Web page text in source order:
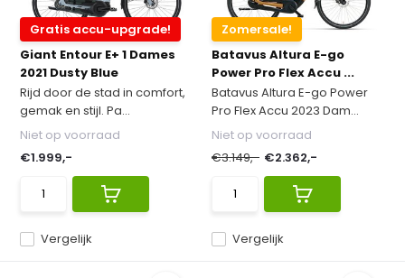
Gratis accu-upgrade!
Giant Entour E+ 1 Dames
2021 Dusty Blue
Rijd door de stad in comfort,
gemak en stijl. Pa...
Vergelijk
Niet op voorraad
€1.999,-
Zomersale!
Batavus Altura E-go
Power Pro Flex Accu ...
Batavus Altura E-go Power
Pro Flex Accu 2023 Dam...
Vergelijk
Niet op voorraad
€3.149,- €2.362,-